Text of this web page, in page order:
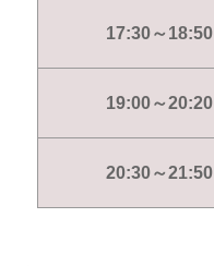
17:30～18:50
19:00～20:20
20:30～21:50